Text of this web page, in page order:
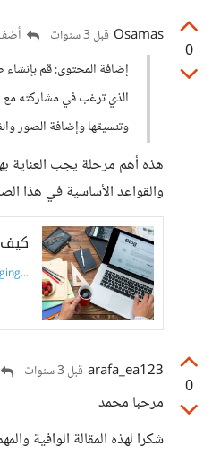
0
Osamas قبل 3 سنوات
إضافة المحتوى: قم
الذي ترغب في مشاركته مع
وتنسيقها وإضافة الصور
هذه أهم مرحلة يجب العناية
والقواعد الأساسية في هذا
0
arafa_ea123 قبل 3 سنوات
مرحبا محمد
شكرا لهذه المقالة الوافية